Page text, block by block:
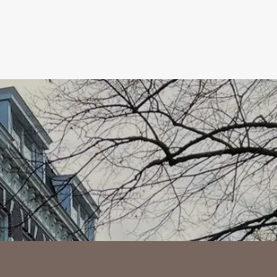
price excludes the costs of utilities,
suitable for sharing